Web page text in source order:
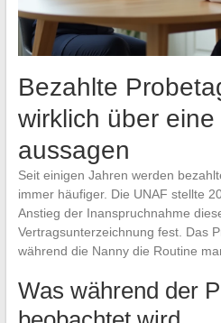
Bezahlte
wirklich über
aussagen
Seit einigen Jahren werden
immer häufiger. Die UNAF stellte
Anstieg der Inanspruchnahme
Vertragsunterzeichnung fest. Das
während die Nanny die Routine
Was während der